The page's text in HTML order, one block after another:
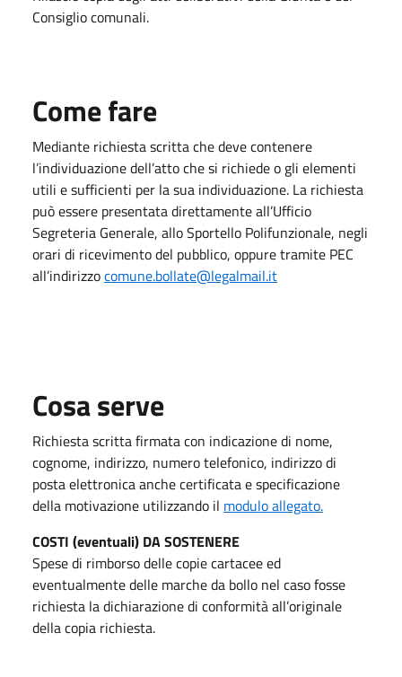
Consiglio comunali.
Come fare
Mediante richiesta scritta che deve contenere
l’individuazione dell’atto che si richiede o gli elementi
utili e sufficienti per la sua individuazione. La richiesta
può essere presentata direttamente all’Ufficio
Segreteria Generale, allo Sportello Polifunzionale, negli
orari di ricevimento del pubblico, oppure tramite PEC
all’indirizzocomune.bollate@legalmail.it
Cosa serve
Richiesta scritta firmata con indicazione di nome,
cognome, indirizzo, numero telefonico, indirizzo di
posta elettronica anche certificata e specificazione
della motivazione utilizzando il modulo allegato.
COSTI (eventuali) DA SOSTENERE
Spese di rimborso delle copie cartacee ed
eventualmente delle marche da bollo nel caso fosse
richiesta la dichiarazione di conformità all’originale
della copia richiesta.